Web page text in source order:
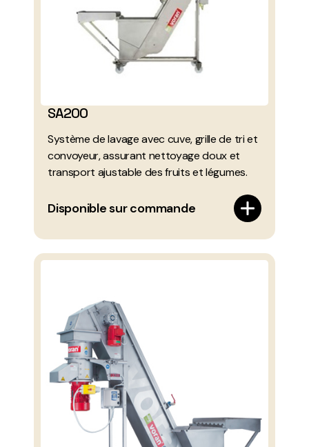
SA200
Système de lavage avec cuve, grille de tri et
convoyeur, assurant nettoyage doux et
transport ajustable des fruits et légumes.
Disponible sur commande